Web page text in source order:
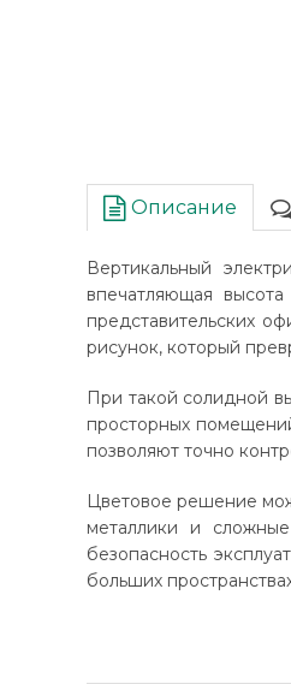
Описание
Вертикальный
впечатляющая
представительских
рисунок, который
При такой солидной
просторных
позволяют точно
Цветовое решение
металлики и
безопасность
больших